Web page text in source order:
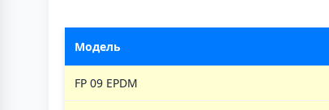
Модель
FP 09 EPDM